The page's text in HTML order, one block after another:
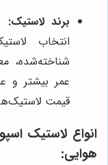
برند لاستیک:
انتخاب
شناخته‌شده،
عمر بیشتر و
قیمت
انواع لاستیک
هوایی: